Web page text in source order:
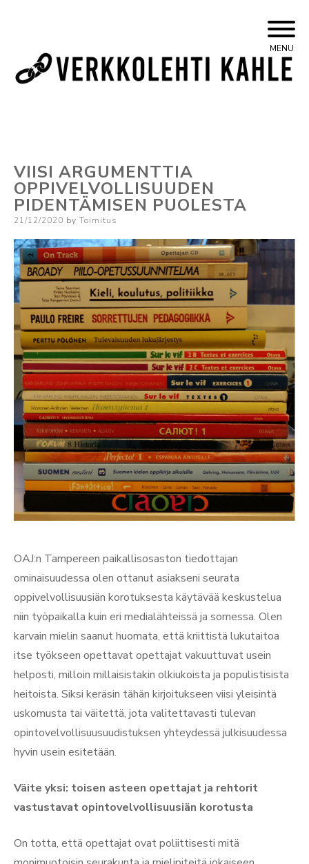
to
content
Kahle MENU
VIISI ARGUMENTTIA
OPPIVELVOLLISUUDEN
PIDENTÄMISEN PUOLESTA
Posted
21/12/2020 by Toimitus
OAJ:n Tampereen paikallisosaston tiedottajan
ominaisuudessa olen ottanut asiakseni seurata
oppivelvollisuusiän korotuksesta käytävää keskustelua
niin työpaikalla kuin eri medialähteissä ja somessa. Olen
karvain mielin saanut huomata, että kriittistä lukutaitoa
itse työkseen opettavat opettajat vakuuttuvat usein
helposti, milloin millaisistakin olkiukoista ja populistisista
heitoista. Siksi keräsin tähän kirjoitukseen viisi yleisintä
uskomusta tai väitettä, jota valitettavasti tulevan
opintovelvollisuusuudistuksen yhteydessä julkisuudessa
hyvin usein esitetään.
Väite yksi: toisen asteen opettajat ja rehtorit
vastustavat opintovelvollisuusiän korotusta
On totta, että opettajat ovat poliittisesti mitä